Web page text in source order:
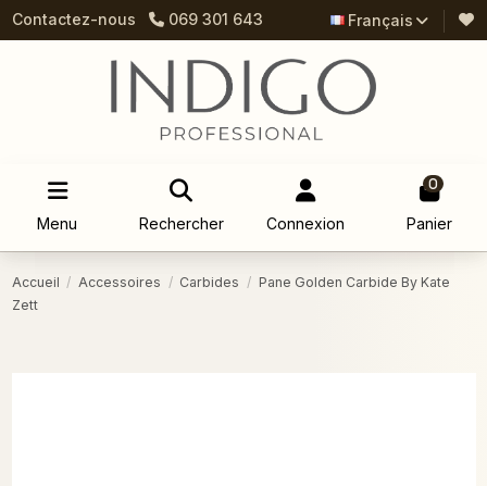
Contactez-nous 069 301 643 Français
Menu Rechercher Connexion
0
Panier
Accueil Accessoires Carbides
Pane Golden Carbide By Kate
Zett